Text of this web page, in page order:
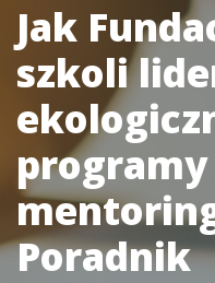
Jak
szkoli
programy
Poradnik